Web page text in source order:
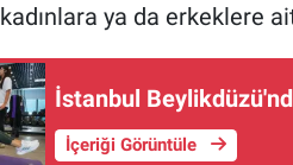
ya da erkeklere
İstanbul
İçeriği Görüntüle